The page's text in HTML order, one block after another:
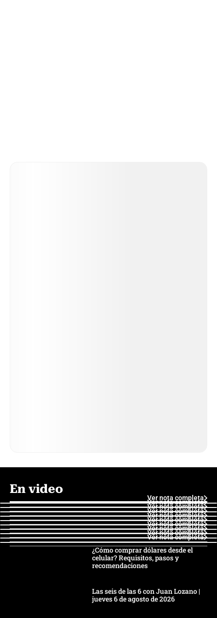
En video
Ver nota completa
Ver nota completa
Ver nota completa
Ver nota completa
Ver nota completa
Ver nota completa
Ver nota completa
Ver nota completa
Ver nota completa
Ver nota completa
¿Cómo comprar dólares desde el
celular? Requisitos, pasos y
recomendaciones
Las seis de las 6 con Juan Lozano |
jueves 6 de agosto de 2026